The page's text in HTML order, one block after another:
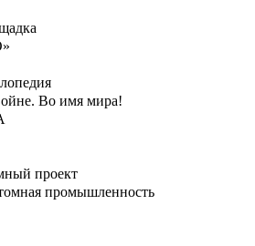
Во имя мира!
проект
промышленность